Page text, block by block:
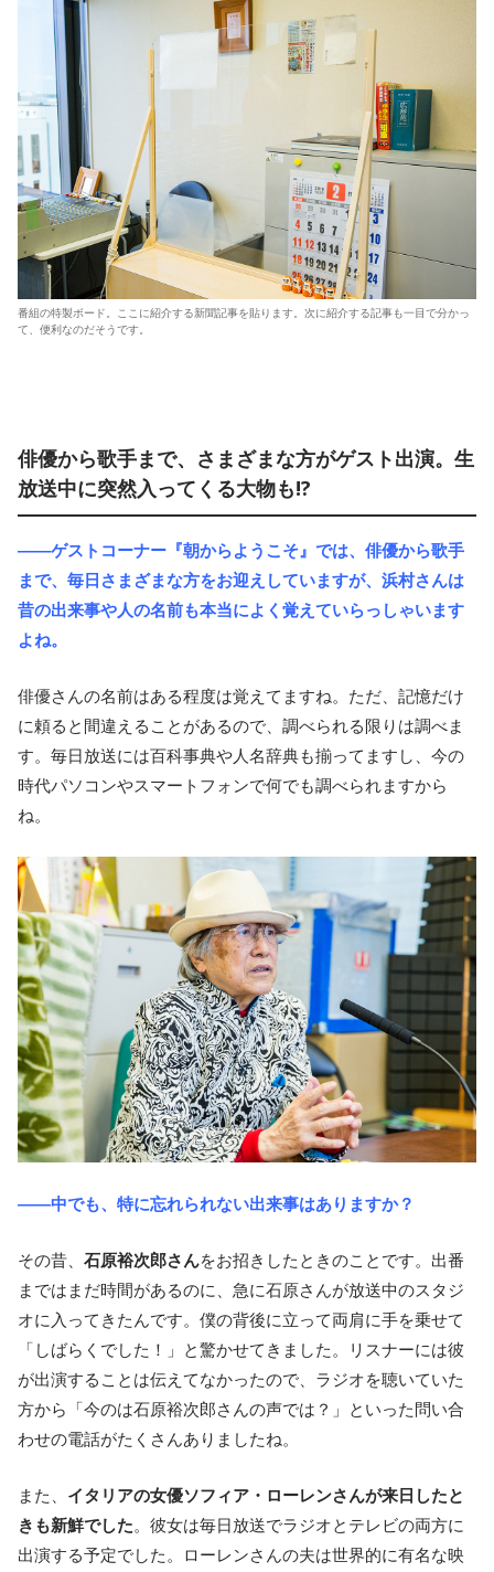
番組の特製ボード。ここに紹介する新聞記事を貼ります。次に紹介する記事も一目で分かっ
て、便利なのだそうです。
俳優から歌手まで、さまざまな方がゲスト出演。生
放送中に突然入ってくる大物も!?
――ゲストコーナー『朝からようこそ』では、俳優から歌手
まで、毎日さまざまな方をお迎えしていますが、浜村さんは
昔の出来事や人の名前も本当によく覚えていらっしゃいます
よね。
俳優さんの名前はある程度は覚えてますね。ただ、記憶だけ
に頼ると間違えることがあるので、調べられる限りは調べま
す。毎日放送には百科事典や人名辞典も揃ってますし、今の
時代パソコンやスマートフォンで何でも調べられますから
ね。
――中でも、特に忘れられない出来事はありますか？
その昔、 石原裕次郎さんをお招きしたときのことです。出番
まではまだ時間があるのに、急に石原さんが放送中のスタジ
オに入ってきたんです。僕の背後に立って両肩に手を乗せて
「しばらくでした！」と驚かせてきました。リスナーには彼
が出演することは伝えてなかったので、ラジオを聴いていた
方から「今のは石原裕次郎さんの声では？」といった問い合
わせの電話がたくさんありましたね。
また、 イタリアの女優ソフィア・ローレンさんが来日したと
きも新鮮でした。彼女は毎日放送でラジオとテレビの両方に
出演する予定でした。ローレンさんの夫は世界的に有名な映